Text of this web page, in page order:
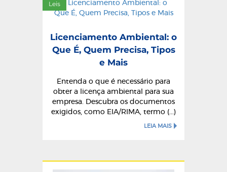
Leis
Licenciamento Ambiental: o
Que É, Quem Precisa, Tipos
e Mais
Entenda o que é necessário para
obter a licença ambiental para sua
empresa. Descubra os documentos
exigidos, como EIA/RIMA, termo (...)
LEIA MAIS